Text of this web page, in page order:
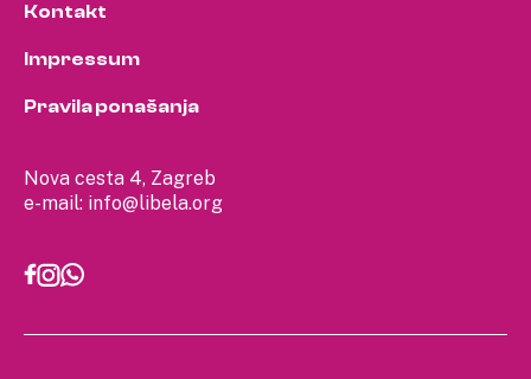
Nova cesta 4, Zagreb
e-mail: info@libela.org
Kontakt
Impressum
Pravila ponašanja